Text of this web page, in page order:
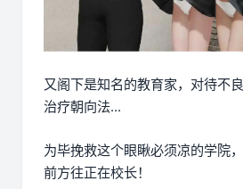
又阁下是知名的教育家，对待不
治疗朝向法...
为毕挽救这个眼瞅必须凉的学院
前方往正在校长！